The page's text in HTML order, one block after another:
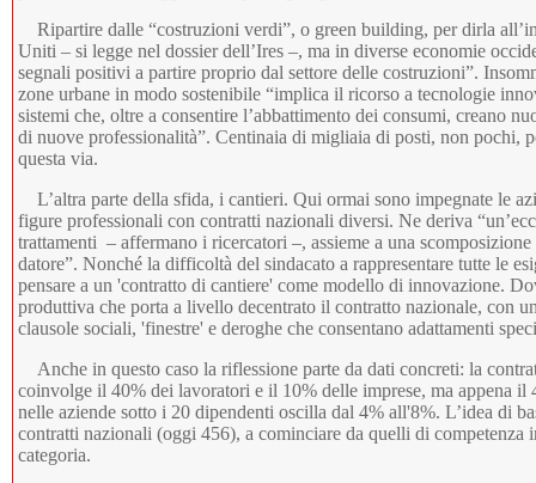
Ripartire dalle “costruzioni verdi”, o green building, per dirla
Uniti – si legge nel dossier dell’Ires –, ma in diverse economie
segnali positivi a partire proprio dal settore delle costruzioni”.
zone urbane in modo sostenibile “implica il ricorso a tecnologie
sistemi che, oltre a consentire l’abbattimento dei consumi, creano
di nuove professionalità”. Centinaia di migliaia di posti, non pochi,
questa via.
L’altra parte della sfida, i cantieri. Qui ormai sono impegnate le
figure professionali con contratti nazionali diversi. Ne deriva
trattamenti – affermano i ricercatori –, assieme a una
datore”. Nonché la difficoltà del sindacato a rappresentare tutte le
pensare a un 'contratto di cantiere' come modello di innovazione.
produttiva che porta a livello decentrato il contratto nazionale, con
clausole sociali, 'finestre' e deroghe che consentano adattamenti
Anche in questo caso la riflessione parte da dati concreti: la
coinvolge il 40% dei lavoratori e il 10% delle imprese, ma appena il
nelle aziende sotto i 20 dipendenti oscilla dal 4% all'8%. L’idea di
contratti nazionali (oggi 456), a cominciare da quelli di competenza
categoria.